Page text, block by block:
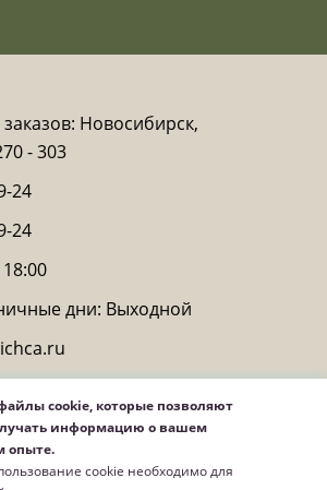
cookie, которые позволяют
информацию о вашем
опыте.
cookie необходимо для
Новосибирск,
- 303
24
24
дни: Выходной